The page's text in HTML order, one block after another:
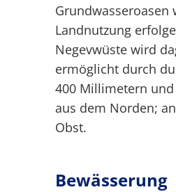
Grundwasseroasen
Landnutzung
Negevwüste wird
ermöglicht durch
400 Millimetern
aus dem Norden;
Obst.
Bewässerung